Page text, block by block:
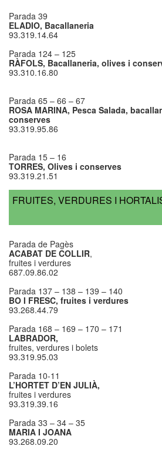
Parada 39
ELADIO, Bacallaneria
93.319.14.64
Parada 124 – 125
RÀFOLS, Bacallaneria, olives i
93.310.16.80
Parada 65 – 66 – 67
ROSA MARINA, Pesca Salada,
conserves
93.319.95.86
Parada 15 – 16
TORRES, Olives i conserves
93.319.21.51
FRUITES, VERDURES I
Parada de Pagès
ACABAT DE COLLIR,
fruites i verdures
687.09.86.02
Parada 137 – 138 – 139 – 140
BO I FRESC, fruites i verdures
93.268.44.79
Parada 168 – 169 – 170 – 171
LABRADOR,
fruites, verdures i bolets
93.319.95.03
Parada 10-11
L’HORTET D’EN JULIÀ,
fruites i verdures
93.319.39.16
Parada 33 – 34 – 35
MARIA I JOANA
93.268.09.20